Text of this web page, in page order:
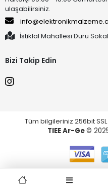
ulaşabilirsiniz.
İstiklal Mahallesi Duru
Bizi Takip Edin
Tüm bilgileriniz 256bit
TIEE Ar-Ge©